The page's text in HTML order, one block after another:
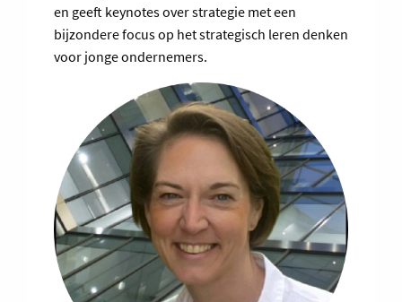
en geeft keynotes over strategie met een
bijzondere focus op het strategisch leren denken
voor jonge ondernemers.